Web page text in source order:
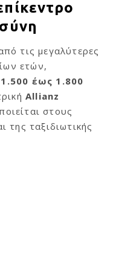
τις μεγαλύτερες
ετών,
1.500 έως 1.800
Allianz
στους
της ταξιδιωτικής